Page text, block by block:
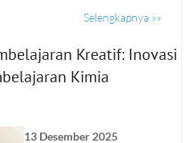
Selengkapnya »»
Kreatif: Inovasi
Kimia
13 Desember 2025